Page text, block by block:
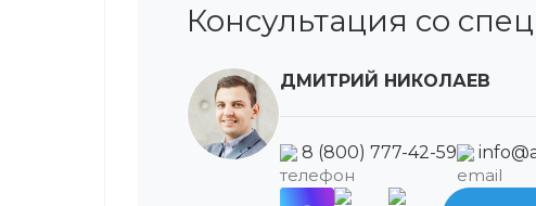
Консультация со
ДМИТРИЙ НИКОЛАЕВ
8 (800) 777-42-59